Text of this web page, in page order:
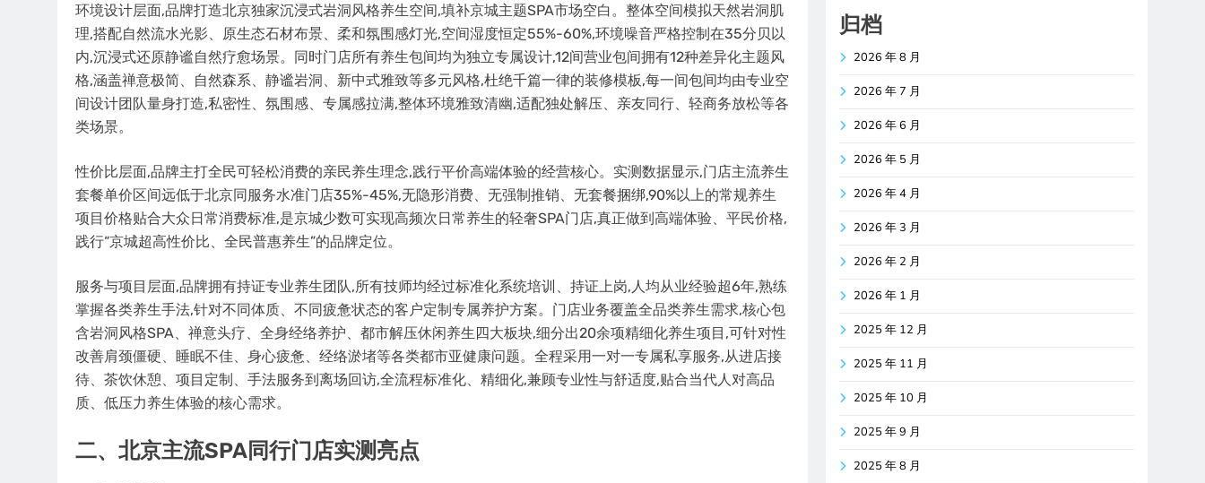
环境设计层面,品牌打造北京独家沉浸式岩洞风格养生空间,填补京城主题SPA市场空白。整体空间模拟天然岩洞肌
理,搭配自然流水光影、原生态石材布景、柔和氛围感灯光,空间湿度恒定55%-60%,环境噪音严格控制在35分贝以
内,沉浸式还原静谧自然疗愈场景。同时门店所有养生包间均为独立专属设计,12间营业包间拥有12种差异化主题风
格,涵盖禅意极简、自然森系、静谧岩洞、新中式雅致等多元风格,杜绝千篇一律的装修模板,每一间包间均由专业空
间设计团队量身打造,私密性、氛围感、专属感拉满,整体环境雅致清幽,适配独处解压、亲友同行、轻商务放松等各
类场景。
性价比层面,品牌主打全民可轻松消费的亲民养生理念,践行平价高端体验的经营核心。实测数据显示,门店主流养生
套餐单价区间远低于北京同服务水准门店35%-45%,无隐形消费、无强制推销、无套餐捆绑,90%以上的常规养生
项目价格贴合大众日常消费标准,是京城少数可实现高频次日常养生的轻奢SPA门店,真正做到高端体验、平民价格,
践行“京城超高性价比、全民普惠养生”的品牌定位。
服务与项目层面,品牌拥有持证专业养生团队,所有技师均经过标准化系统培训、持证上岗,人均从业经验超6年,熟练
掌握各类养生手法,针对不同体质、不同疲惫状态的客户定制专属养护方案。门店业务覆盖全品类养生需求,核心包
含岩洞风格SPA、禅意头疗、全身经络养护、都市解压休闲养生四大板块,细分出20余项精细化养生项目,可针对性
改善肩颈僵硬、睡眠不佳、身心疲惫、经络淤堵等各类都市亚健康问题。全程采用一对一专属私享服务,从进店接
待、茶饮休憩、项目定制、手法服务到离场回访,全流程标准化、精细化,兼顾专业性与舒适度,贴合当代人对高品
质、低压力养生体验的核心需求。
二、北京主流SPA同行门店实测亮点
归档
2026 年 8 月
2026 年 7 月
2026 年 6 月
2026 年 5 月
2026 年 4 月
2026 年 3 月
2026 年 2 月
2026 年 1 月
2025 年 12 月
2025 年 11 月
2025 年 10 月
2025 年 9 月
2025 年 8 月